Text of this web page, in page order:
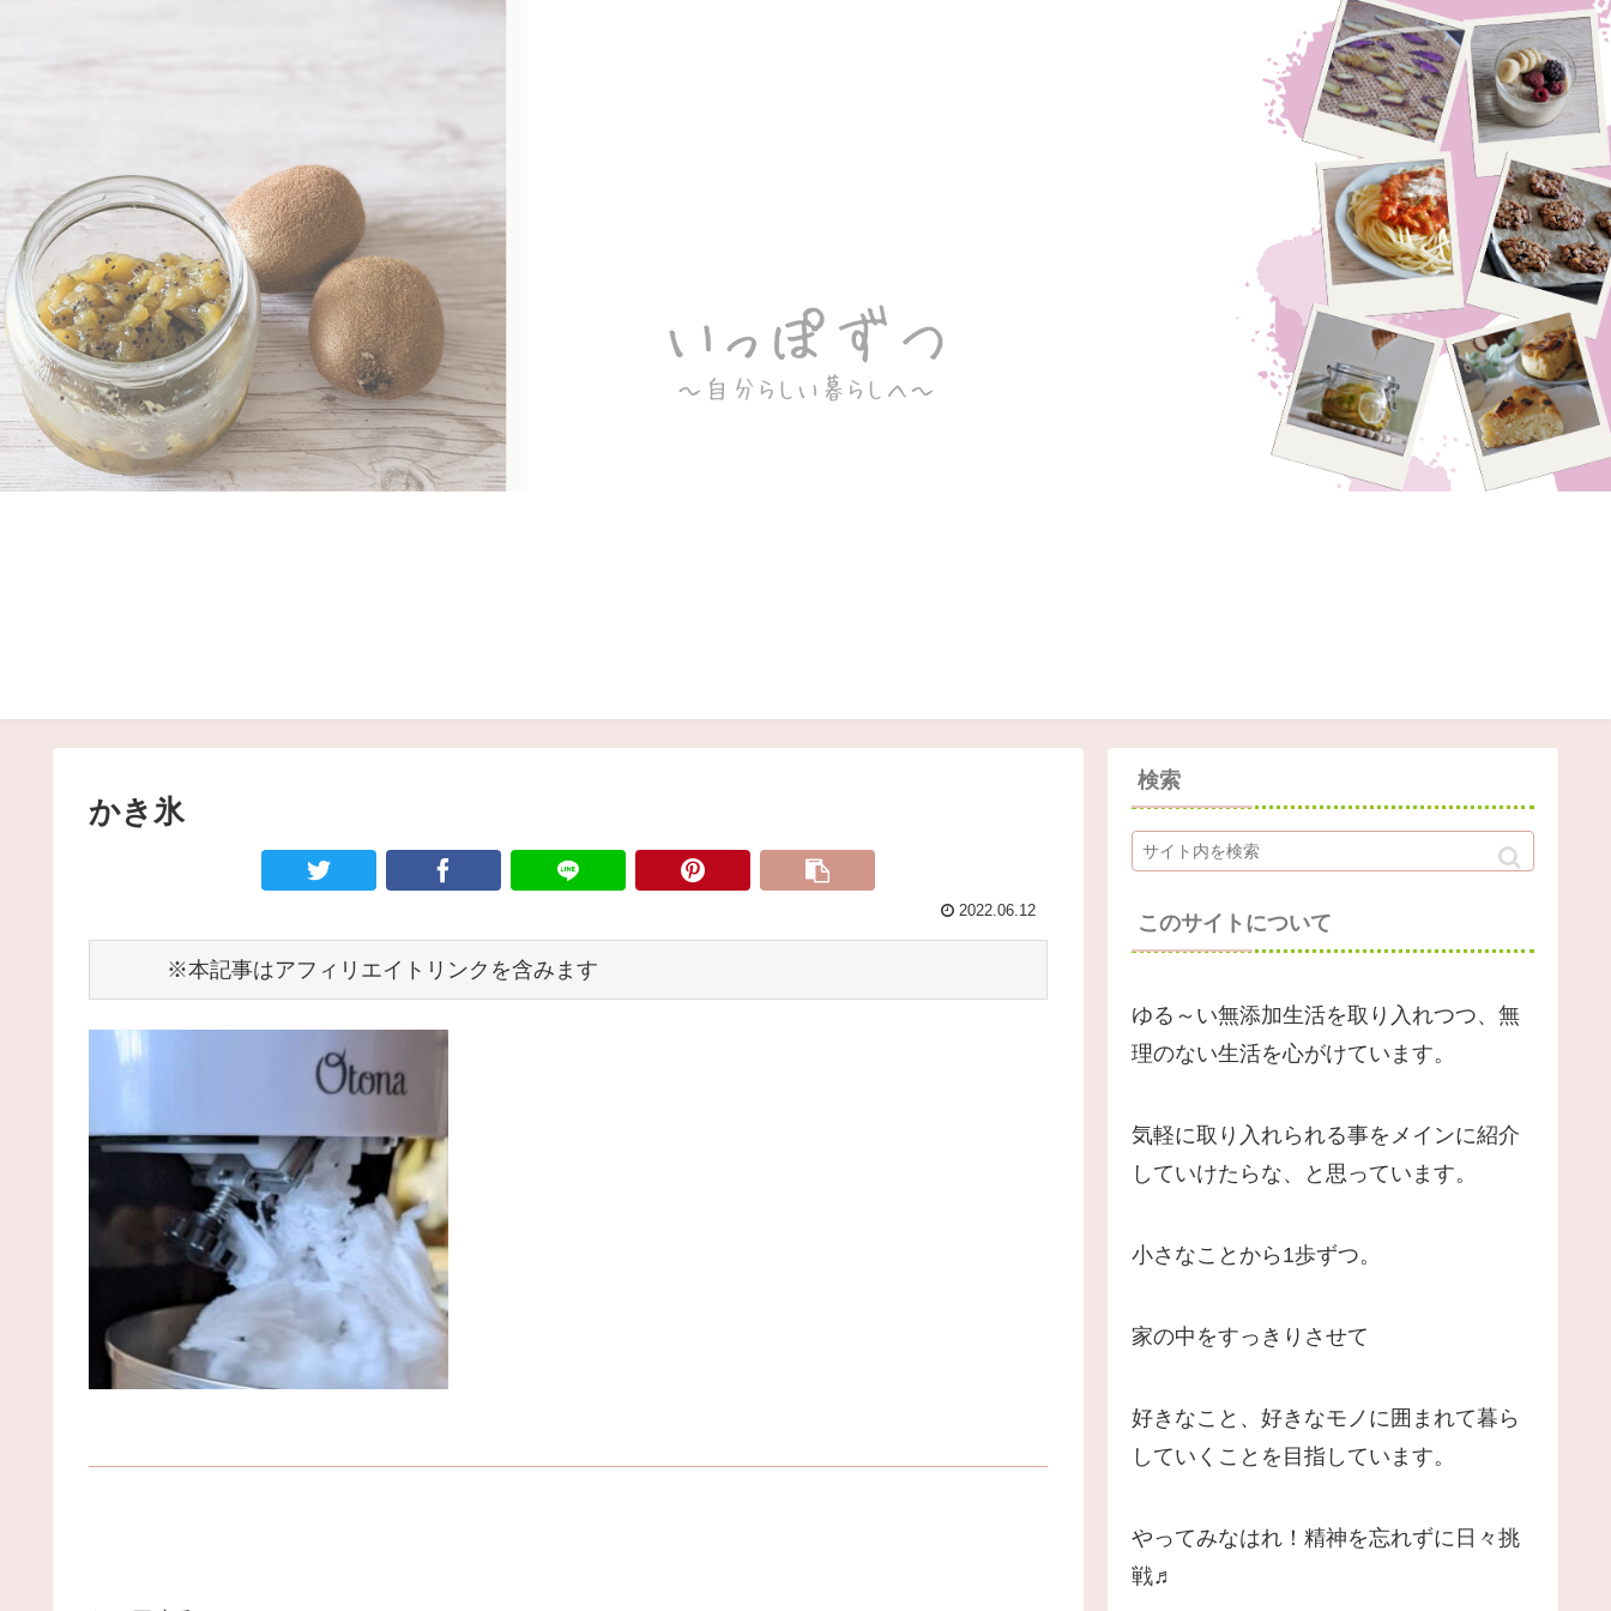
かき氷
2022.06.12
※本記事はアフィリエイトリンクを含みます
検索
このサイトについて
ゆる～い無添加生活を取り入れつつ、無
理のない生活を心がけています。
気軽に取り入れられる事をメインに紹介
していけたらな、と思っています。
小さなことから1歩ずつ。
家の中をすっきりさせて
好きなこと、好きなモノに囲まれて暮ら
していくことを目指しています。
やってみなはれ！精神を忘れずに日々挑
戦♬